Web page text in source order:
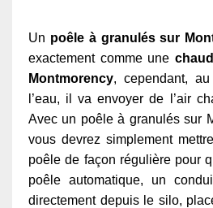
Un poêle à granulés sur
exactement comme une
Montmorency, cependant,
l’eau, il va envoyer de l’air
Avec un poêle à granulés sur
vous devrez simplement
poêle de façon régulière pour
poêle automatique, un
directement depuis le silo,